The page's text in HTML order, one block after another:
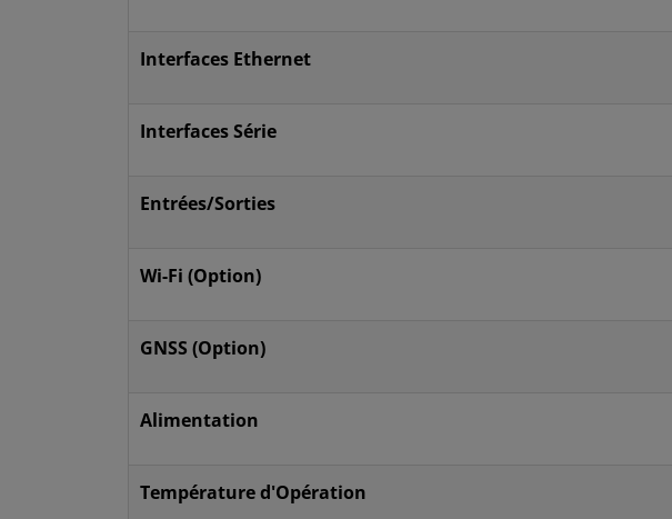
Interfaces Ethernet
Interfaces Série
Entrées/Sorties
Wi-Fi (Option)
GNSS (Option)
Alimentation
Température d'Opération